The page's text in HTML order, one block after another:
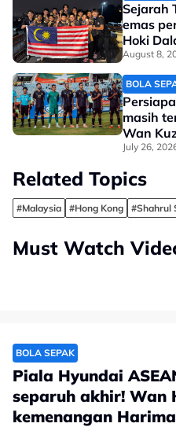
Sejarah
emas
Hoki
August 8,
BOLA
masih
Wan
July 26,
Related Topics
#Malaysia #Hong Kong #Shahrul
Must Watch
BOLA SEPAK
Piala Hyundai
separuh akhir! Wan
kemenangan